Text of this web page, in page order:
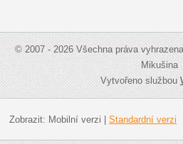
© 2007 - 2026 Všechna práva
Mikušina
Vytvořeno službou
Zobrazit: Mobilní verzi Standardní verzi